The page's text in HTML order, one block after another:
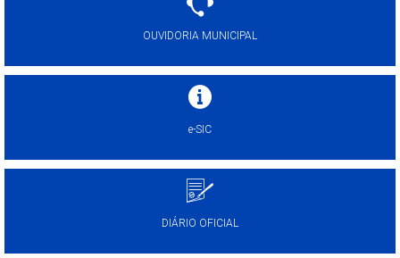
OUVIDORIA MUNICIPAL
e-SIC
DIÁRIO OFICIAL